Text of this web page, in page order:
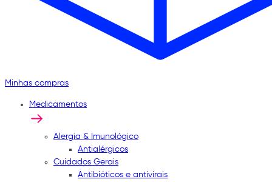
Minhas compras
Medicamentos
Alergia & Imunológico
Antialérgicos
Cuidados Gerais
Antibióticos e antivirais